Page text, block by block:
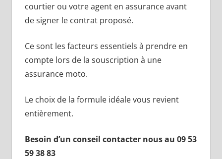
courtier ou votre agent en assurance avant
de signer le contrat proposé.
Ce sont les facteurs essentiels à prendre en
compte lors de la souscription à une
assurance moto.
Le choix de la formule idéale vous revient
entièrement.
Besoin d’un conseil contacter nous au 09 53
59 38 83